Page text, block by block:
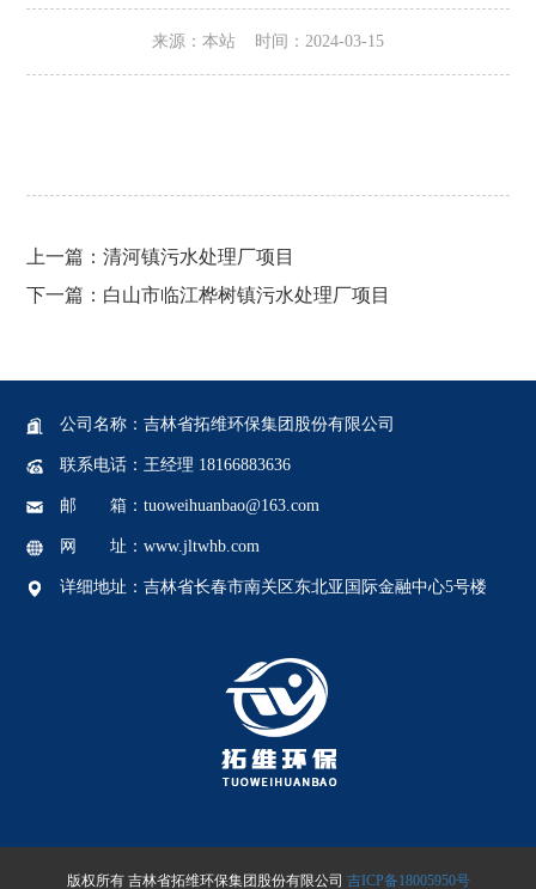
来源：本站 时间：2024-03-15
上一篇：清河镇污水处理厂项目
下一篇： 白山市临江桦树镇污水处理厂项目
公司名称：吉林省拓维环保集团股份有限公司
联系电话：王经理 18166883636
邮 箱：tuoweihuanbao@163.com
网 址：www.jltwhb.com
详细地址：吉林省长春市南关区东北亚国际金融中心5号楼
版权所有 吉林省拓维环保集团股份有限公司 吉ICP备18005950号